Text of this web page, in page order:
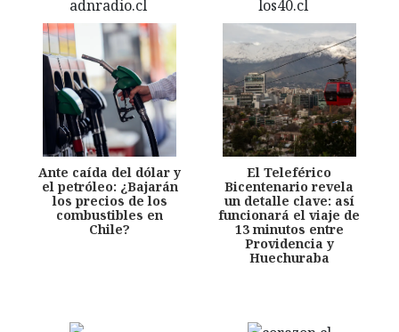
Ante caída del dólar y
el petróleo: ¿Bajarán
los precios de los
combustibles en
Chile?
El Teleférico
Bicentenario revela
un detalle clave: así
funcionará el viaje de
13 minutos entre
Providencia y
Huechuraba